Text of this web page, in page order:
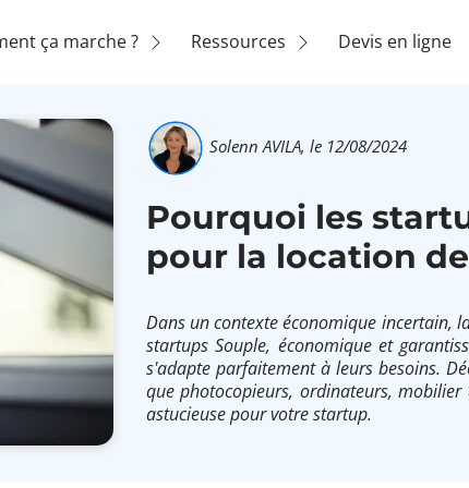
ça marche ? Ressources Devis en ligne
Solenn AVILA, le 12/08/2024
Pourquoi les
pour la location
Dans un contexte économique incertain,
startups Souple, économique et
s'adapte parfaitement à leurs besoins.
que photocopieurs, ordinateurs,
astucieuse pour votre startup.